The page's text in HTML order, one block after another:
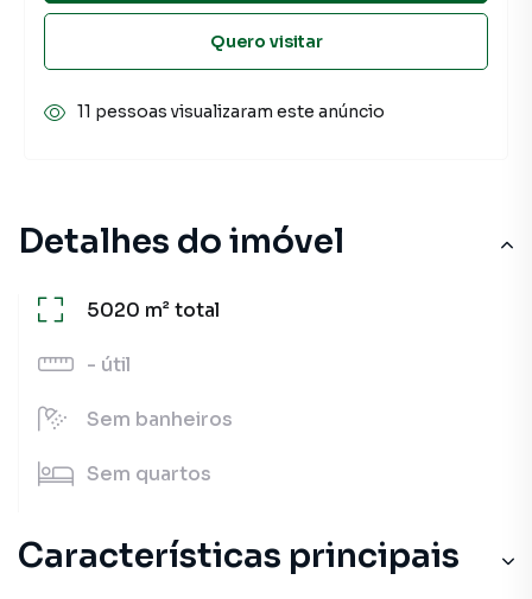
Detalhes do imóvel
5020 m²total
- útil
Sem banheiros
Sem quartos
Características principais
Quero visitar
11 pessoas visualizaram este anúncio